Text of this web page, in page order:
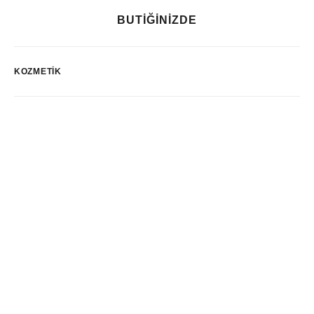
BUTİĞİNİZDE
KOZMETIK